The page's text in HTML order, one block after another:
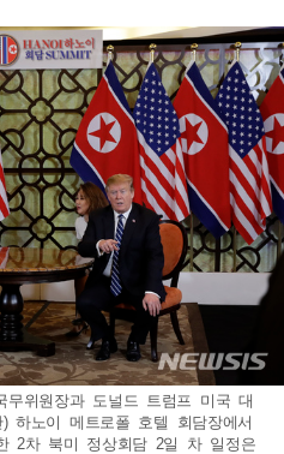
무위원장과 도널드 트럼프 미국 대
하노이 메트로폴 호텔 회담장에서
2차 북미 정상회담 2일 차 일정은